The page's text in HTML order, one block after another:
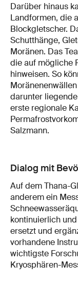
Darüber hinaus
Landformen, die
Blockgletscher.
Schutthänge,
Moränen. Das
die auf mögliche
hinweisen. So
darunter
erste regionale
Salzmann.
Dialog mit
Auf dem Thana-
anderem ein
kontinuierlich
ersetzt und
vorhandene
wichtigste
Kryosphären-